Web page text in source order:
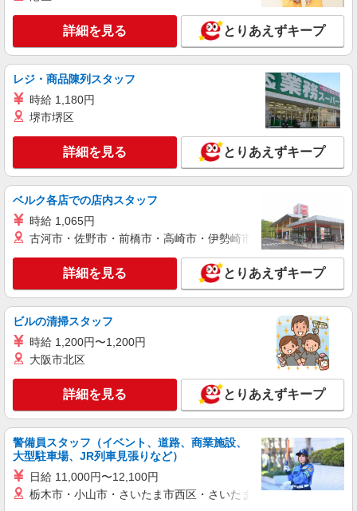
詳細を見る とりあえずキープ
レジ・商品陳列スタッフ
時給 1,180円
堺市堺区
詳細を見る とりあえずキープ
ベルク各店での店内スタッフ
時給 1,065円
古河市・佐野市・前橋市・高崎市・伊勢崎市・太田市・館林市
詳細を見る とりあえずキープ
ビルの清掃スタッフ
時給 1,200円〜1,200円
大阪市北区
詳細を見る とりあえずキープ
警備員スタッフ（イベント、道路、商業施設、
大型駐車場、JR列車見張りなど）
日給 11,000円〜12,100円
栃木市・小山市・さいたま市西区・さいたま市岩槻区・久喜市・